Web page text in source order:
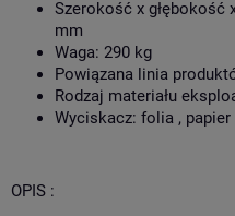
Szerokość x głębokość
mm
Waga: 290 kg
Powiązana linia
Rodzaj materiału
Wyciskacz: folia ,
OPIS :